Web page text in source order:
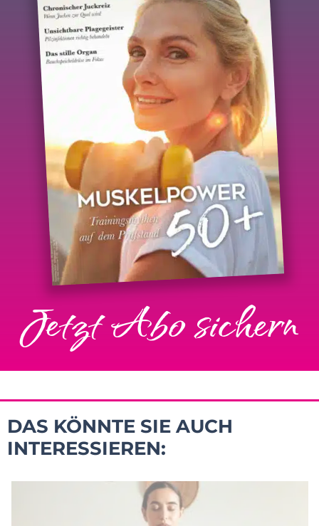
Jetzt Abo sichern
DAS KÖNNTE SIE AUCH
INTERESSIEREN: